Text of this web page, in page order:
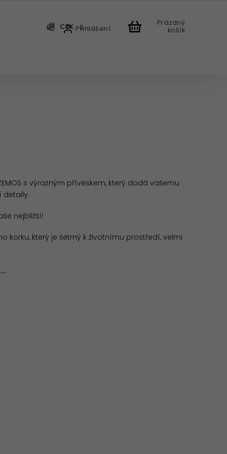
CZK Přihlášení
Prázdný
košík
s výrazným přívěskem, který dodá vašemu
detaily.
nejbližší!
korku, který je šetrný k životnímu prostředí, velmi